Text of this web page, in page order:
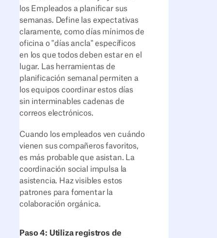
los Empleados a planificar sus
semanas. Define las expectativas
claramente, como días mínimos de
oficina o "días ancla" específicos
en los que todos deben estar en el
lugar. Las herramientas de
planificación semanal permiten a
los equipos coordinar estos días
sin interminables cadenas de
correos electrónicos.
Cuando los empleados ven cuándo
vienen sus compañeros favoritos,
es más probable que asistan. La
coordinación social impulsa la
asistencia. Haz visibles estos
patrones para fomentar la
colaboración orgánica.
Paso 4: Utiliza registros de